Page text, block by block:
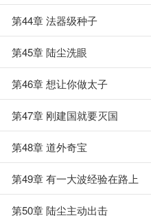
第44章 法器级种子
第45章 陆尘洗眼
第46章 想让你做太子
第47章 刚建国就要灭国
第48章 道外奇宝
第49章 有一大波经验在路上
第50章 陆尘主动出击